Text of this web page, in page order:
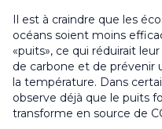
Il est à craindre que les
océans soient moins
«puits», ce qui réduirait
de carbone et de prévenir
la température. Dans
observe déjà que le puits
transforme en source de